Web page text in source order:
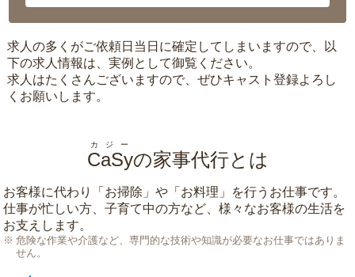
求人の多くがご依頼日当日に確定してしまいますので、以
下の求人情報は、実例として御覧ください。
求人はたくさんございますので、ぜひキャスト登録よろし
くお願いします。
CaSy
カジー
の家事代行とは
お客様に代わり「 お掃除 」や「 お料理 」を行うお仕事です。
仕事が忙しい方、子育て中の方など、様々なお客様の生活を
お支えします。
危険な作業や介護など、専門的な技術や知識が必要なお仕事ではありま
せん。